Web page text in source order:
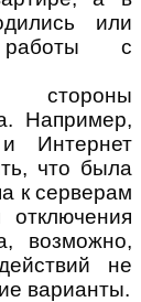
или
работы с
стороны
Например,
Интернет
что была
к серверам
возможно,
не
варианты.